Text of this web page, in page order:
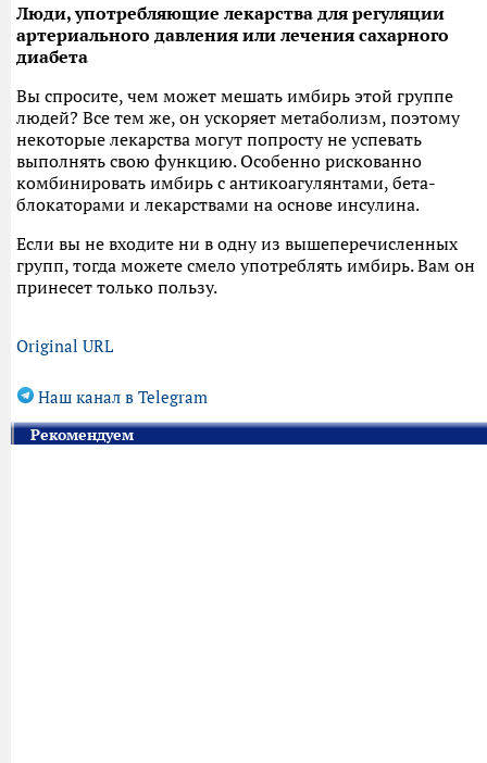
Люди, употребляющие лекарства для регуляции
артериального давления или лечения сахарного
диабета
Вы спросите, чем может мешать имбирь этой группе
людей? Все тем же, он ускоряет метаболизм, поэтому
некоторые лекарства могут попросту не успевать
выполнять свою функцию. Особенно рискованно
комбинировать имбирь с антикоагулянтами, бета-
блокаторами и лекарствами на основе инсулина.
Если вы не входите ни в одну из вышеперечисленных
групп, тогда можете смело употреблять имбирь. Вам он
принесет только пользу.
Original URL
Наш канал в Telegram
Рекомендуем